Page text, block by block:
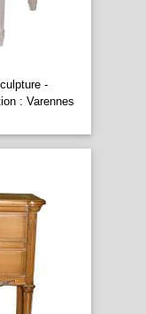
-
: Varennes